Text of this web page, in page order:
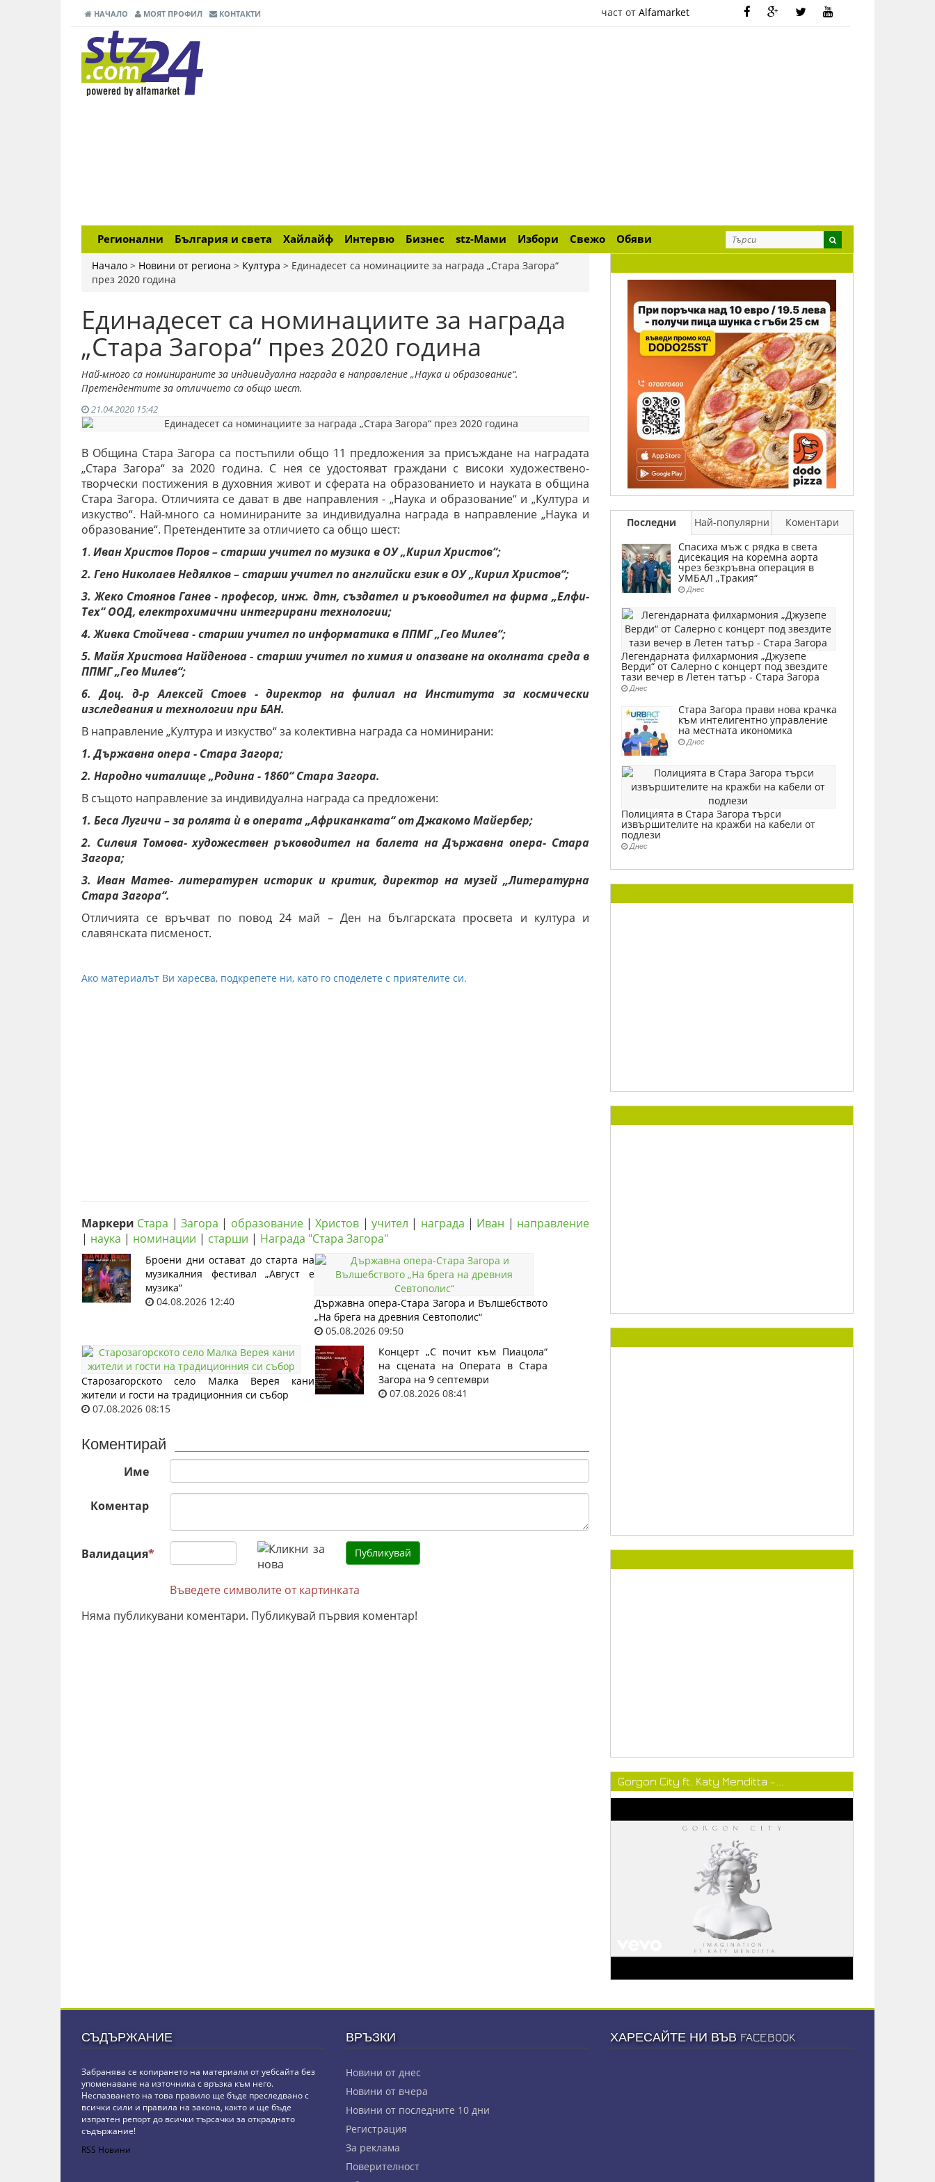
НАЧАЛО МОЯТ ПРОФИЛ КОНТАКТИ част от Alfamarket
Регионални България и света Хайлайф Интервю Бизнес stz-Мами Избори Свежо Обяви
Начало > Новини от региона > Култура > Единадесет са номинациите за награда „Стара Загора“
през 2020 година
Единадесет са номинациите за награда
„Стара Загора“ през 2020 година
Най-много са номинираните за индивидуална награда в направление „Наука и образование“.
Претендентите за отличието са общо шест.
21.04.2020 15:42
В Община Стара Загора са постъпили общо 11 предложения за присъждане на наградата
„Стара Загора“ за 2020 година. С нея се удостояват граждани с високи художествено-
творчески постижения в духовния живот и сферата на образованието и науката в община
Стара Загора. Отличията се дават в две направления - „Наука и образование“ и „Култура и
изкуство“. Най-много са номинираните за индивидуална награда в направление „Наука и
образование“. Претендентите за отличието са общо шест:
1. Иван Христов Поров – старши учител по музика в ОУ „Кирил Христов“;
2. Гено Николаев Недялков – старши учител по английски език в ОУ „Кирил Христов“;
3. Жеко Стоянов Ганев - професор, инж. дтн, създател и ръководител на фирма „Елфи-
Тех“ ООД, електрохимични интегрирани технологии;
4. Живка Стойчева - старши учител по информатика в ППМГ „Гео Милев“;
5. Майя Христова Найденова - старши учител по химия и опазване на околната среда в
ППМГ „Гео Милев“;
6. Доц. д-р Алексей Стоев - директор на филиал на Института за космически
изследвания и технологии при БАН.
В направление „Култура и изкуство“ за колективна награда са номинирани:
1. Държавна опера - Стара Загора;
2. Народно читалище „Родина - 1860“ Стара Загора.
В същото направление за индивидуална награда са предложени:
1. Беса Лугичи – за ролята ѝ в операта „Африканката“ от Джакомо Майербер;
2. Силвия Томова- художествен ръководител на балета на Държавна опера- Стара
Загора;
3. Иван Матев- литературен историк и критик, директор на музей „Литературна
СтараЗагора“.
Отличията се връчват по повод 24 май – Ден на българската просвета и култура и
славянската писменост.
Ако материалът Ви харесва, подкрепете ни, като го споделете с приятелите си.
Маркери Стара |Загора | образование|Христов |учител | награда | Иван | направление
| наука | номинации | старши | Награда "Стара Загора"
Броени дни остават до старта на
музикалния фестивал „Август е
музика“
04.08.2026 12:40
Държавна опера-Стара Загора и Вълшебството
„На брега на древния Севтополис“
05.08.2026 09:50
Старозагорското село Малка Верея кани
жители и гости на традиционния си събор
07.08.2026 08:15
Концерт „С почит към Пиацола“
на сцената на Операта в Стара
Загора на 9 септември
07.08.2026 08:41
Коментирай
Име
Коментар
Валидация*
Въведете символите от картинката
Няма публикувани коментари. Публикувай първия коментар!
Последни Най-популярни
Коментари
Спасиха мъж с рядка в света
дисекация на коремна аорта
чрез безкръвна операция в
УМБАЛ „Тракия“
Днес
Легендарната филхармония „Джузепе
Верди“ от Салерно с концерт под звездите
тази вечер в Летен татър - Стара Загора
Днес
Стара Загора прави нова крачка
към интелигентно управление
на местната икономика
Днес
Полицията в Стара Загора търси
извършителите на кражби на кабели от
подлези
Днес
Gorgon City ft. Katy Menditta -...
СЪДЪРЖАНИЕ
Забранява се копирането на материали от уебсайта без
упоменаване на източника с връзка към него.
Неспазването на това правило ще бъде преследвано с
всички сили и правила на закона, както и ще бъде
изпратен репорт до всички търсачки за откраднато
съдържание!
RSS Новини
ВРЪЗКИ
Новини от днес
Новини от вчера
Новини от последните 10 дни
Регистрация
За реклама
Πoвepитeлнocт
ХАРЕСАЙТЕ НИ ВЪВ FACEBOOK